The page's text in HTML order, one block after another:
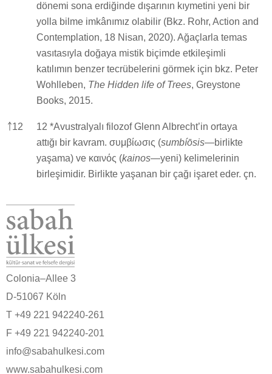
dönemi sona erdiğinde dışarının kıymetini yeni bir
yolla bilme imkânımız olabilir (Bkz. Rohr, Action and
Contemplation, 18 Nisan, 2020). Ağaçlarla temas
vasıtasıyla doğaya mistik biçimde etkileşimli
katılımın benzer tecrübelerini görmek için bkz. Peter
Wohlleben, The Hidden life of Trees, Greystone
Books, 2015.
￪12
12 *Avustralyalı filozof Glenn Albrecht’in ortaya
attığı bir kavram. συμβίωσις (sumbíōsis—birlikte
yaşama) ve καινός (kainos—yeni) kelimelerinin
birleşimidir. Birlikte yaşanan bir çağı işaret eder. çn.
Colonia–Allee 3
D-51067 Köln
T +49 221 942240-261
F +49 221 942240-201
info@sabahulkesi.com
www.sabahulkesi.com